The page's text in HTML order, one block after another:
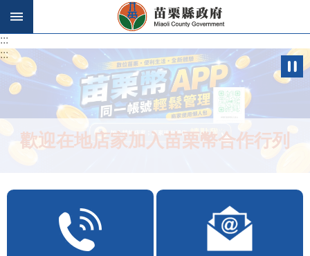
跳到主要內容區塊
:::
:::
歡迎在地店家加入苗栗幣合作行列